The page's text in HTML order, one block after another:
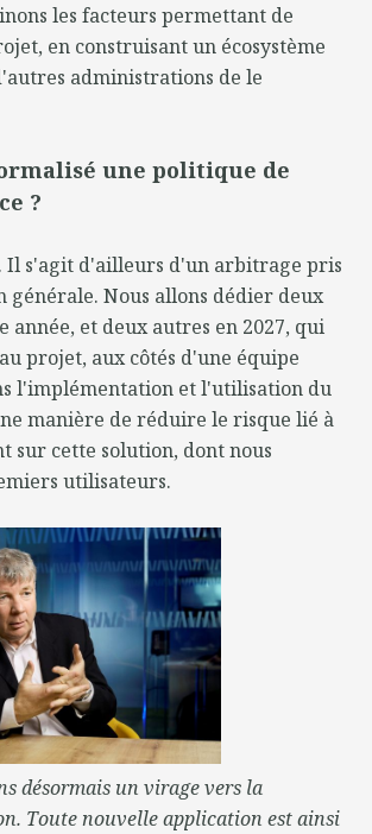
les facteurs permettant de
en construisant un écosystème
administrations de le
une politique de
?
Il s'agit d'ailleurs d'un arbitrage pris
générale. Nous allons dédier deux
année, et deux autres en 2027, qui
projet, aux côtés d'une équipe
l'implémentation et l'utilisation du
manière de réduire le risque lié à
sur cette solution, dont nous
utilisateurs.
désormais un virage vers la
Toute nouvelle application est ainsi